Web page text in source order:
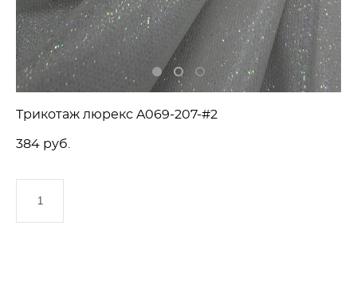
Трикотаж люрекс A069-207-#2
384 pуб.